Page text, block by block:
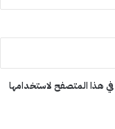
في هذا المتصفح لاستخدامها